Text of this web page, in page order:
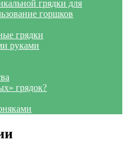
грядки для
горшков
грядки
руками
грядок?